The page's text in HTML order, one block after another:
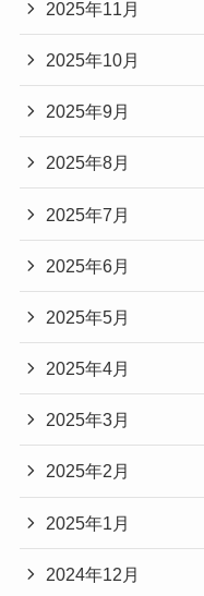
2025年11月
2025年10月
2025年9月
2025年8月
2025年7月
2025年6月
2025年5月
2025年4月
2025年3月
2025年2月
2025年1月
2024年12月